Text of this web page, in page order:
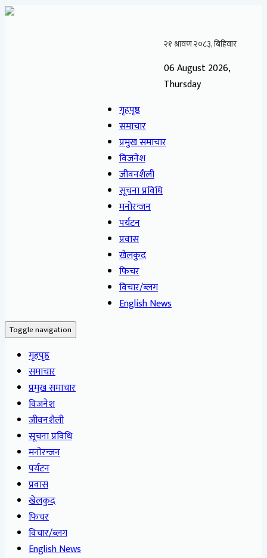
06 August 2026,
Thursday
गृहपृष्ठ
समाचार
प्रमुख समाचार
विजनेश
जीवनशैली
सूचना प्रविधि
मनोरन्जन
पर्यटन
प्रवास
खेलकुद
फिचर
विचार/ब्लग
English News
Toggle navigation
गृहपृष्ठ
समाचार
प्रमुख समाचार
विजनेश
जीवनशैली
सूचना प्रविधि
मनोरन्जन
पर्यटन
प्रवास
खेलकुद
फिचर
विचार/ब्लग
English News